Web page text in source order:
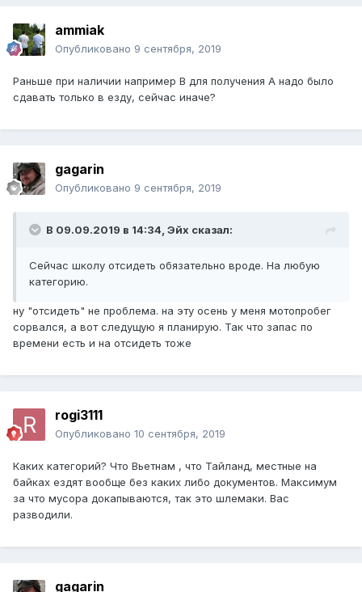
ammiak
Опубликовано 9 сентября, 2019
Раньше при наличии например В для получения А надо было
сдавать только в езду, сейчас иначе?
gagarin
Опубликовано 9 сентября, 2019
В 09.09.2019 в 14:34, Эйх сказал:
Сейчас школу отсидеть обязательно вроде. На любую
категорию.
ну "отсидеть" не проблема. на эту осень у меня мотопробег
сорвался, а вот следущую я планирую. Так что запас по
времени есть и на отсидеть тоже
rogi3111
Опубликовано 10 сентября, 2019
Каких категорий? Что Вьетнам , что Тайланд, местные на
байках ездят вообще без каких либо документов. Максимум
за что мусора докапываются, так это шлемаки. Вас
разводили.
gagarin